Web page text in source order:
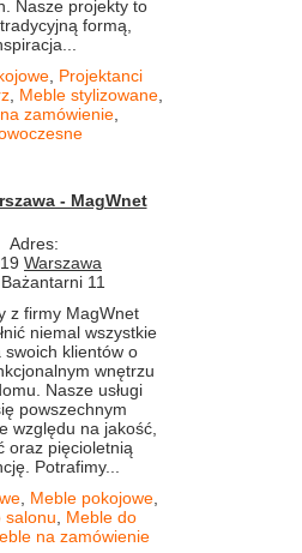
Nasze projekty to
formą,
, Projektanci
, Meble stylizowane,
zamówienie
- MagWnet
Adres:
Warszawa
11
z firmy MagWnet
niemal wszystkie
swoich klientów o
wnętrzu
Nasze usługi
powszechnym
względu na jakość,
oraz pięcioletnią
Potrafimy...
Meble pokojowe
salonu
Meble do
na zamówienie